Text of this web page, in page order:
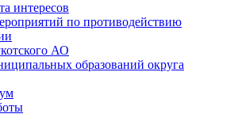
интересов
по противодействию
АО
образований округа